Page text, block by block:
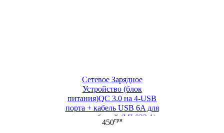
Сетевое Зарядное
Устройство (блок
питания)QC 3.0 на 4-USB
порта + кабель USB 6A для
зарядки белый (ML022-1)
450грн